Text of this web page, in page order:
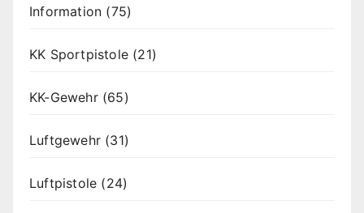
Information (75)
KK Sportpistole (21)
KK-Gewehr(65)
Luftgewehr (31)
Luftpistole (24)